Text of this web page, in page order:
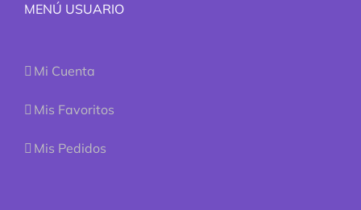
MENÚ USUARIO
Mi Cuenta
Mis Favoritos
Mis Pedidos